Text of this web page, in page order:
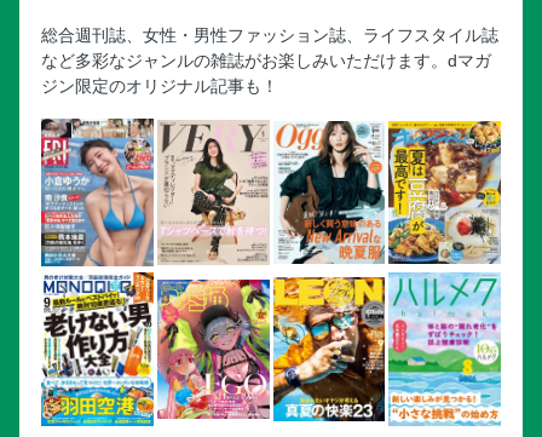
総合週刊誌、女性・男性ファッション誌、ライフスタイル誌
など多彩なジャンルの雑誌がお楽しみいただけます。dマガ
ジン限定のオリジナル記事も！